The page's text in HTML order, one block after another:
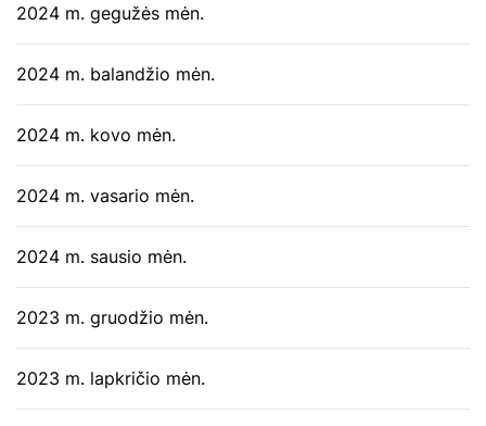
2024 m. gegužės mėn.
2024 m. balandžio mėn.
2024 m. kovo mėn.
2024 m. vasario mėn.
2024 m. sausio mėn.
2023 m. gruodžio mėn.
2023 m. lapkričio mėn.